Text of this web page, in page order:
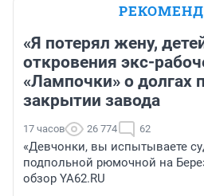
«Я потерял жену,
откровения экс-
«Лампочки» о долгах
закрытии завода
17 часов 26 774 62
«Девчонки, вы испытываете
подпольной рюмочной на
обзор YA62.RU